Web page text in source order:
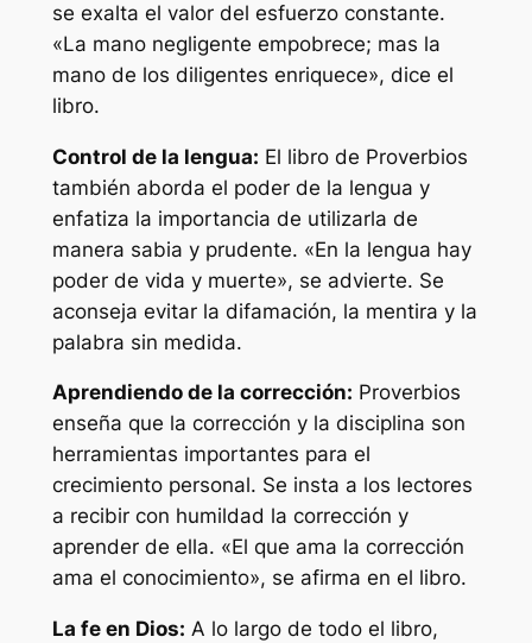
se exalta el valor del esfuerzo constante.
«La mano negligente empobrece; mas la
mano de los diligentes enriquece», dice el
libro.
Control de la lengua: El libro de Proverbios
también aborda el poder de la lengua y
enfatiza la importancia de utilizarla de
manera sabia y prudente. «En la lengua hay
poder de vida y muerte», se advierte. Se
aconseja evitar la difamación, la mentira y la
palabra sin medida.
Aprendiendo de la corrección: Proverbios
enseña que la corrección y la disciplina son
herramientas importantes para el
crecimiento personal. Se insta a los lectores
a recibir con humildad la corrección y
aprender de ella. «El que ama la corrección
ama el conocimiento», se afirma en el libro.
La fe en Dios: A lo largo de todo el libro,